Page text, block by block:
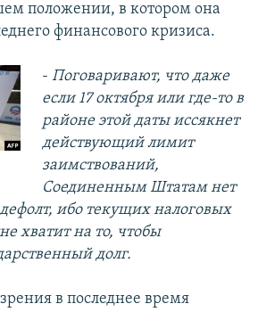
положении, в котором она
финансового кризиса.
- Поговаривают, что даже
если 17 октября или где-то в
районе этой даты иссякнет
действующий лимит
заимствований,
Соединенным Штатам нет
ибо текущих налоговых
хватит на то, чтобы
долг.
в последнее время